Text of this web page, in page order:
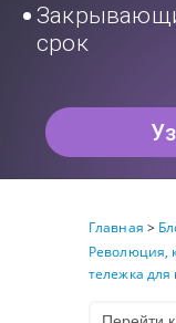
срок
Главная >
Революция,
тележка для